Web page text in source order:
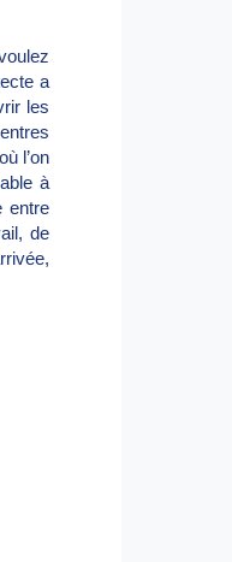
a
les
l’on
à
entre
de